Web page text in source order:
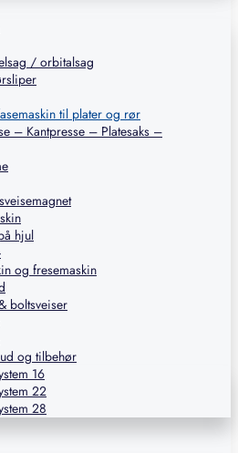
/ orbitalsag
til plater og rør
– Kantpresse – Platesaks –
hjul
og fresemaskin
boltsveiser
og tilbehør
16
22
28